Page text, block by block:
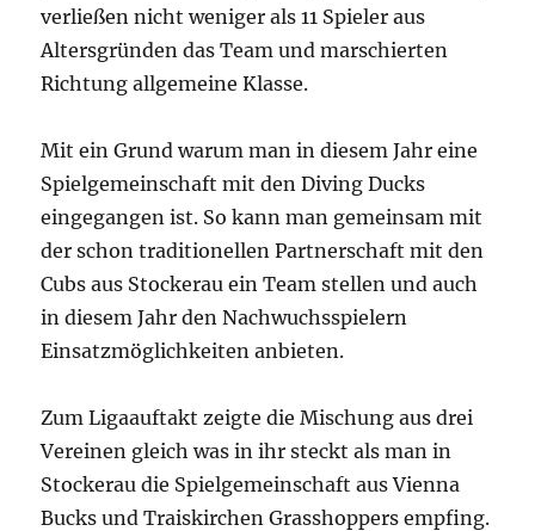
verließen nicht weniger als 11 Spieler aus
Altersgründen das Team und marschierten
Richtung allgemeine Klasse.
Mit ein Grund warum man in diesem Jahr eine
Spielgemeinschaft mit den Diving Ducks
eingegangen ist. So kann man gemeinsam mit
der schon traditionellen Partnerschaft mit den
Cubs aus Stockerau ein Team stellen und auch
in diesem Jahr den Nachwuchsspielern
Einsatzmöglichkeiten anbieten.
Zum Ligaauftakt zeigte die Mischung aus drei
Vereinen gleich was in ihr steckt als man in
Stockerau die Spielgemeinschaft aus Vienna
Bucks und Traiskirchen Grasshoppers empfing.